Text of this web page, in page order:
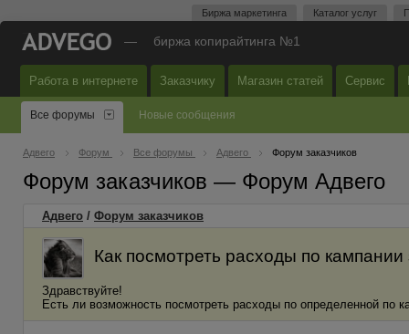
Биржа маркетинга Каталог услуг
— биржа копирайтинга №1
Работа в интернете Заказчику Магазин статей Сервис
Все форумы Новые сообщения
Адвего Форум Все форумы Адвего Форум заказчиков
Форум заказчиков — Форум Адвего
Адвего / Форум заказчиков
Как посмотреть расходы по
Здравствуйте!
Есть ли возможность посмотреть расходы по определенной по